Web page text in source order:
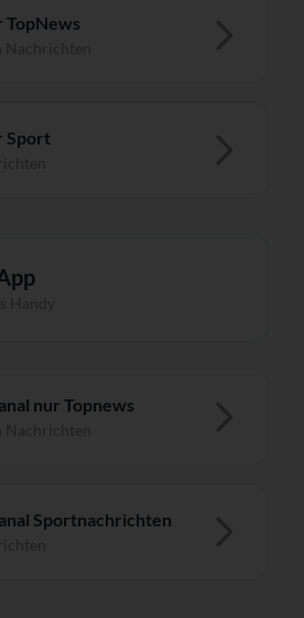
TopNews
Sport
nur Topnews
Sportnachrichten